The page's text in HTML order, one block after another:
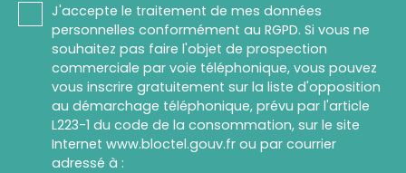
J'accepte le traitement de mes données
personnelles conformément au RGPD. Si vous ne
souhaitez pas faire l'objet de prospection
commerciale par voie téléphonique, vous pouvez
vous inscrire gratuitement sur la liste d'opposition
au démarchage téléphonique, prévu par l'article
L223-1 du code de la consommation, sur le site
Internet www.bloctel.gouv.fr ou par courrier
adressé à :